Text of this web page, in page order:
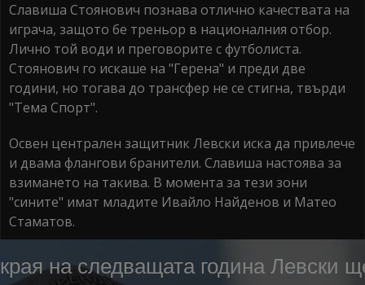
Славиша Стоянович познава отлично качествата на
играча, защото бе треньор в националния отбор.
Лично той води и преговорите с футболиста.
Стоянович го искаше на "Герена" и преди две
години, но тогава до трансфер не се стигна, твърди
"Тема Спорт".
Освен централен защитник Левски иска да привлече
и двама флангови бранители. Славиша настоява за
взимането на такива. В момента за тези зони
"сините" имат младите Ивайло Найденов и Матео
Стаматов.